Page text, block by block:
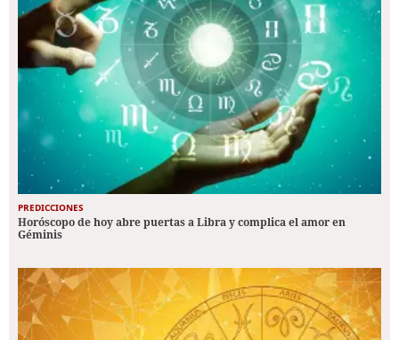
PREDICCIONES
Horóscopo de hoy abre puertas a Libra y complica el amor en
Géminis